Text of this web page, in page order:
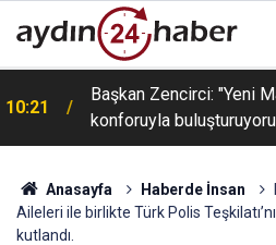
10:21
Başkan Zencirci: "Yeni
konforuyla
Anasayfa Haberde İnsan
Aileleri ile birlikte Türk Polis
kutlandı.